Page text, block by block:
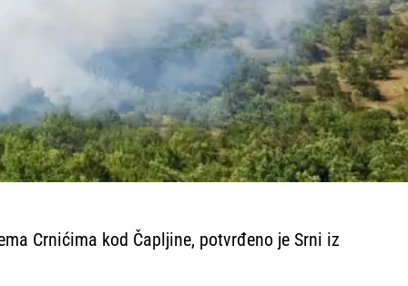
Crnićima kod Čapljine, potvrđeno je Srni iz